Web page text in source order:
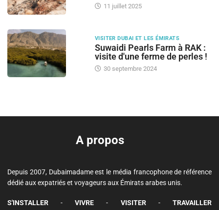
11 juillet 2025
VISITER DUBAI ET LES ÉMIRATS
Suwaidi Pearls Farm à RAK :
visite d'une ferme de perles !
30 septembre 2024
A propos
Depuis 2007, Dubaimadame est le média francophone de référence
dédié aux expatriés et voyageurs aux Émirats arabes unis.
S'INSTALLER - VIVRE - VISITER - TRAVAILLER